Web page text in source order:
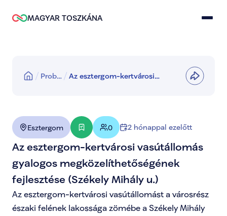
MAGYAR TOSZKÁNA
Prob…
Az esztergom-kertvárosi
Esztergom 0 2 hónappal ezelőtt
Az esztergom-kertvárosi vasútállomás
gyalogos megközelíthetőségének
fejlesztése (Székely Mihály u.)
Az esztergom-kertvárosi vasútállomást a városrész
északi felének lakossága zömébe a Székely Mihály